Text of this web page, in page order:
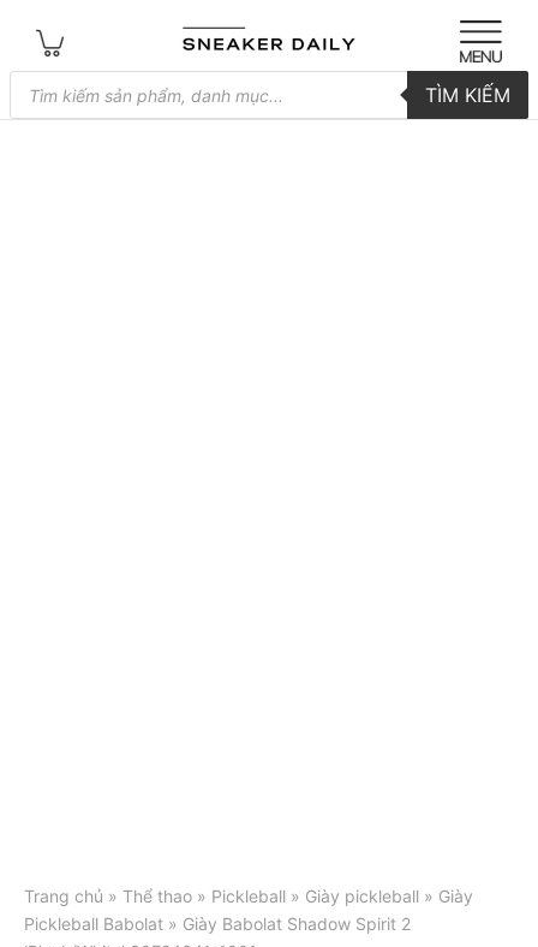
Tìm
kiếm
sản
TÌM KIẾM
Trang chủ » Thể thao » Pickleball » Giày pickleball » Giày
Pickleball Babolat » Giày Babolat Shadow Spirit 2